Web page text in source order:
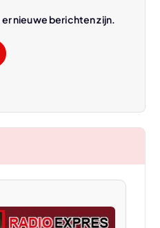
nieuwe berichten zijn.